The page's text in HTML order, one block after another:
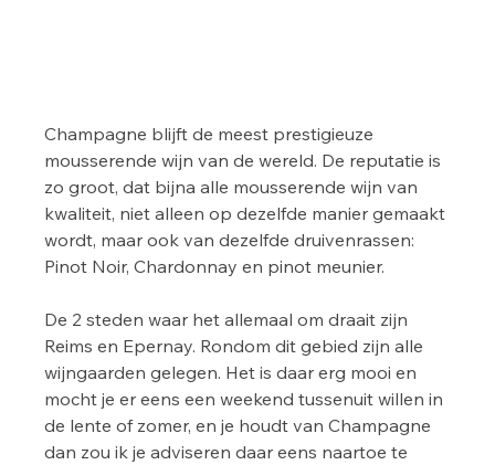
Champagne blijft de meest prestigieuze
mousserende wijn van de wereld. De reputatie is
zo groot, dat bijna alle mousserende wijn van
kwaliteit, niet alleen op dezelfde manier gemaakt
wordt, maar ook van dezelfde druivenrassen:
Pinot Noir, Chardonnay en pinot meunier.
De 2 steden waar het allemaal om draait zijn
Reims en Epernay. Rondom dit gebied zijn alle
wijngaarden gelegen. Het is daar erg mooi en
mocht je er eens een weekend tussenuit willen in
de lente of zomer, en je houdt van Champagne
dan zou ik je adviseren daar eens naartoe te